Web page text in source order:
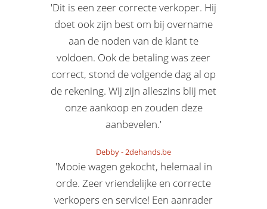
'Dit is een zeer correcte verkoper. Hij
doet ook zijn best om bij overname
aan de noden van de klant te
voldoen. Ook de betaling was zeer
correct, stond de volgende dag al op
de rekening. Wij zijn alleszins blij met
onze aankoop en zouden deze
aanbevelen.'
Debby-2dehands.be
'Mooie wagen gekocht, helemaal in
orde. Zeer vriendelijke en correcte
verkopers en service! Een aanrader